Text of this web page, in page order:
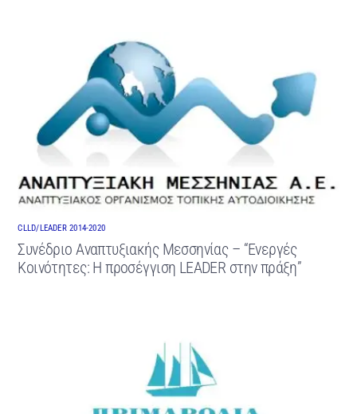
CLLD/LEADER 2014-2020
Συνέδριο Αναπτυξιακής Μεσσηνίας – “Ενεργές
Κοινότητες: Η προσέγγιση LEADER στην πράξη”